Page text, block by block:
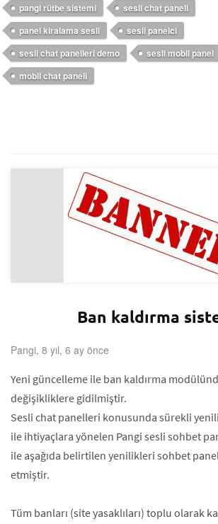
pangi rütbe sistemi
sesli chat paneli
panel kiralama sesli
sesli panelci
sesli chat panelleri demo
sesli mobil panel
mobil chat paneli
Ban kaldırma
Pangi, 8 yıl, 6 ay önce
Yeni güncelleme ile ban kaldırma
değişikliklere gidilmiştir.
Sesli chat panelleri konusunda sürekli
ile ihtiyaçlara yönelen Pangi sesli sohbet
ile aşağıda belirtilen yenilikleri sohbet
etmiştir.
Tüm banları (site yasaklıları) toplu olarak